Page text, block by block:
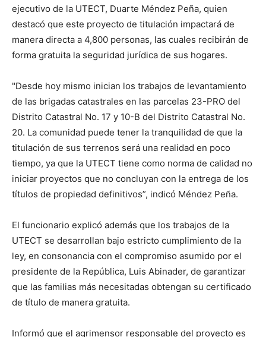
ejecutivo de la UTECT, Duarte Méndez Peña, quien
destacó que este proyecto de titulación impactará de
manera directa a 4,800 personas, las cuales recibirán de
forma gratuita la seguridad jurídica de sus hogares.
"Desde hoy mismo inician los trabajos de levantamiento
de las brigadas catastrales en las parcelas 23-PRO del
Distrito Catastral No. 17 y 10-B del Distrito Catastral No.
20. La comunidad puede tener la tranquilidad de que la
titulación de sus terrenos será una realidad en poco
tiempo, ya que la UTECT tiene como norma de calidad no
iniciar proyectos que no concluyan con la entrega de los
títulos de propiedad definitivos”, indicó Méndez Peña.
El funcionario explicó además que los trabajos de la
UTECT se desarrollan bajo estricto cumplimiento de la
ley, en consonancia con el compromiso asumido por el
presidente de la República, Luis Abinader, de garantizar
que las familias más necesitadas obtengan su certificado
de título de manera gratuita.
Informó que el agrimensor responsable del proyecto es